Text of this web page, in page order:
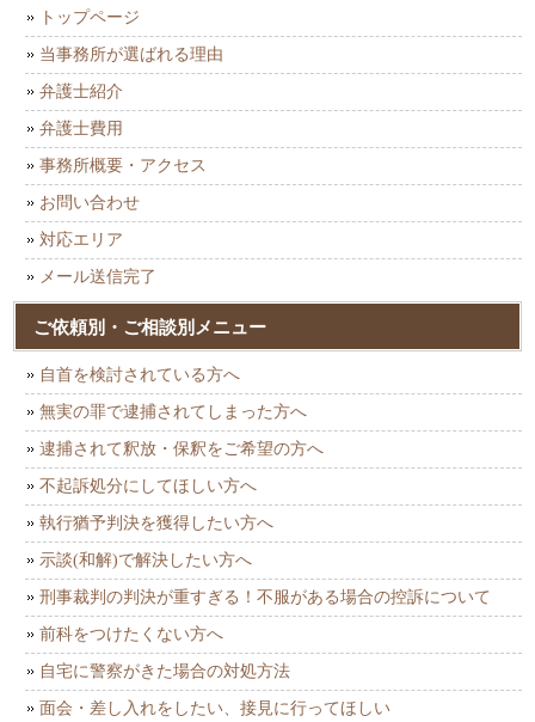
トップページ
当事務所が選ばれる理由
弁護士紹介
弁護士費用
事務所概要・アクセス
お問い合わせ
対応エリア
メール送信完了
ご依頼別・ご相談別メニュー
自首を検討されている方へ
無実の罪で逮捕されてしまった方へ
逮捕されて釈放・保釈をご希望の方へ
不起訴処分にしてほしい方へ
執行猶予判決を獲得したい方へ
示談(和解)で解決したい方へ
刑事裁判の判決が重すぎる！不服がある場合の控訴について
前科をつけたくない方へ
自宅に警察がきた場合の対処方法
面会・差し入れをしたい、接見に行ってほしい